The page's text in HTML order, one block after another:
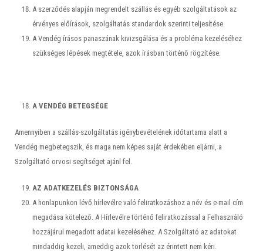
A szerződés alapján megrendelt szállás és egyéb szolgáltatások az
érvényes előírások, szolgáltatás standardok szerinti teljesítése.
A Vendég írásos panaszának kivizsgálása és a probléma kezeléséhez
szükséges lépések megtétele, azok írásban történő rögzítése.
A VENDÉG BETEGSÉGE
Amennyiben a szállás-szolgáltatás igénybevételének időtartama alatt a
Vendég megbetegszik, és maga nem képes saját érdekében eljárni, a
Szolgáltató orvosi segítséget ajánl fel.
AZ ADATKEZELÉS BIZTONSÁGA
A honlapunkon lévő hírlevélre való feliratkozáshoz a név és e-mail cím
megadása kötelező. A Hírlevélre történő feliratkozással a Felhasználó
hozzájárul megadott adatai kezeléséhez. A Szolgáltató az adatokat
mindaddig kezeli, ameddig azok törlését az érintett nem kéri.